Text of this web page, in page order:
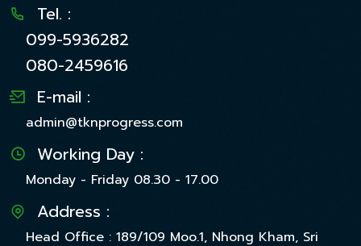
Tel. :
099-5936282
080-2459616
E-mail :
admin@tknprogress.com
Working Day :
Monday - Friday 08.30 - 17.00
Address :
Head Office : 189/109 Moo.1, Nhong Kham, Sri